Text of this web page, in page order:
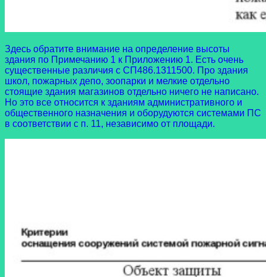
Здесь обратите внимание на определение высоты
здания по Примечанию 1 к Приложению 1. Есть очень
существенные различия с СП486.1311500. Про здания
школ, пожарных депо, зоопарки и мелкие отдельно
стоящие здания магазинов отдельно ничего не написано.
Но это все относится к зданиям административного и
общественного назначения и оборудуются системами ПС
в соответствии с п. 11, независимо от площади.